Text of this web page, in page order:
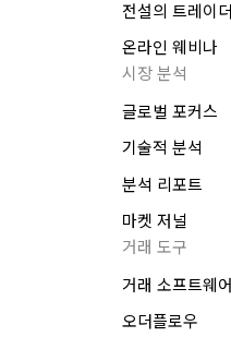
전설의 트레이더
온라인 웨비나
시장 분석
글로벌 포커스
기술적 분석
분석 리포트
마켓 저널
거래 도구
거래 소프트웨어
오더플로우